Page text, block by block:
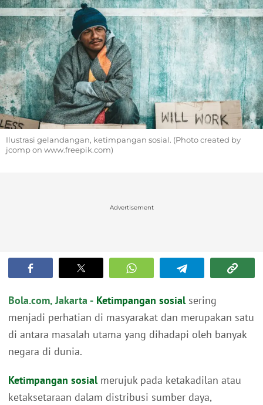
Ilustrasi gelandangan, ketimpangan sosial. (Photo created by
jcomp on www.freepik.com)
Advertisement
Bola.com, Jakarta - Ketimpangan sosialsering
menjadi perhatian di masyarakat dan merupakan satu
di antara masalah utama yang dihadapi oleh banyak
negara di dunia.
Ketimpangan sosialmerujuk pada ketakadilan atau
ketaksetaraan dalam distribusi sumber daya,